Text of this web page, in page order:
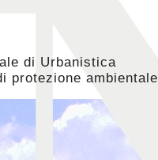
di Urbanistica
protezione ambientale